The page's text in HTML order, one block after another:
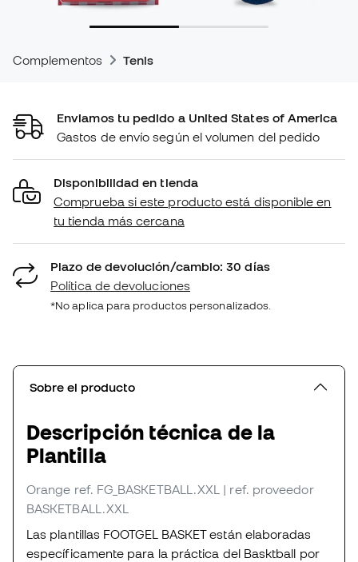
Complementos Tenis
Enviamos tu pedido a United States of America
Gastos de envío según el volumen del pedido
Disponibilidad en tienda
Comprueba si este producto está disponible en
tu tienda más cercana
Plazo de devolución/cambio: 30 días
Política de devoluciones
*No aplica para productos personalizados.
Sobre el producto
Descripción técnica de la
Plantilla
Orange ref. FG_BASKETBALL.XXL | ref. proveedor
BASKETBALL.XXL
Las plantillas FOOTGEL BASKET están elaboradas
específicamente para la práctica del Basktball por